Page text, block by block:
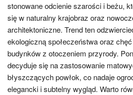
stonowane odcienie szarości i beżu,
się w naturalny krajobraz oraz
architektoniczne. Trend ten
ekologiczną społeczeństwa oraz
budynków z otoczeniem przyrody.
decyduje się na zastosowanie
błyszczących powłok, co nadaje
elegancki i subtelny wygląd. Warto